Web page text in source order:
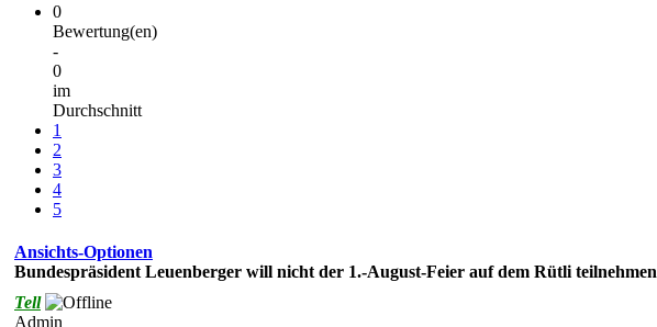
0
Bewertung(en)
-
0
im
Durchschnitt
1
2
3
4
5
Ansichts-Optionen
Bundespräsident Leuenberger will nicht der 1.-August-Feier auf dem Rütli teilnehmen
Tell
Admin